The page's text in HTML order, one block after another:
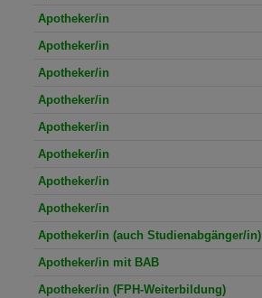
Apotheker/in
Apotheker/in
Apotheker/in
Apotheker/in
Apotheker/in
Apotheker/in
Apotheker/in
Apotheker/in
Apotheker/in (auch Studienabgänger/in)
Apotheker/in mit BAB
Apotheker/in (FPH-Weiterbildung)